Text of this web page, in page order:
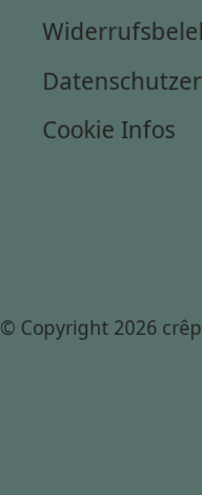
Cookie Infos
© Copyright 2026